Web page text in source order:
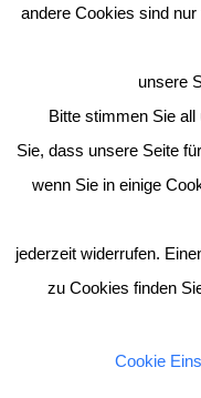
andere Cookies sind
unsere
Bitte stimmen Sie
Sie, dass unsere Seite
wenn Sie in einige
jederzeit widerrufen.
zu Cookies finden
Cookie